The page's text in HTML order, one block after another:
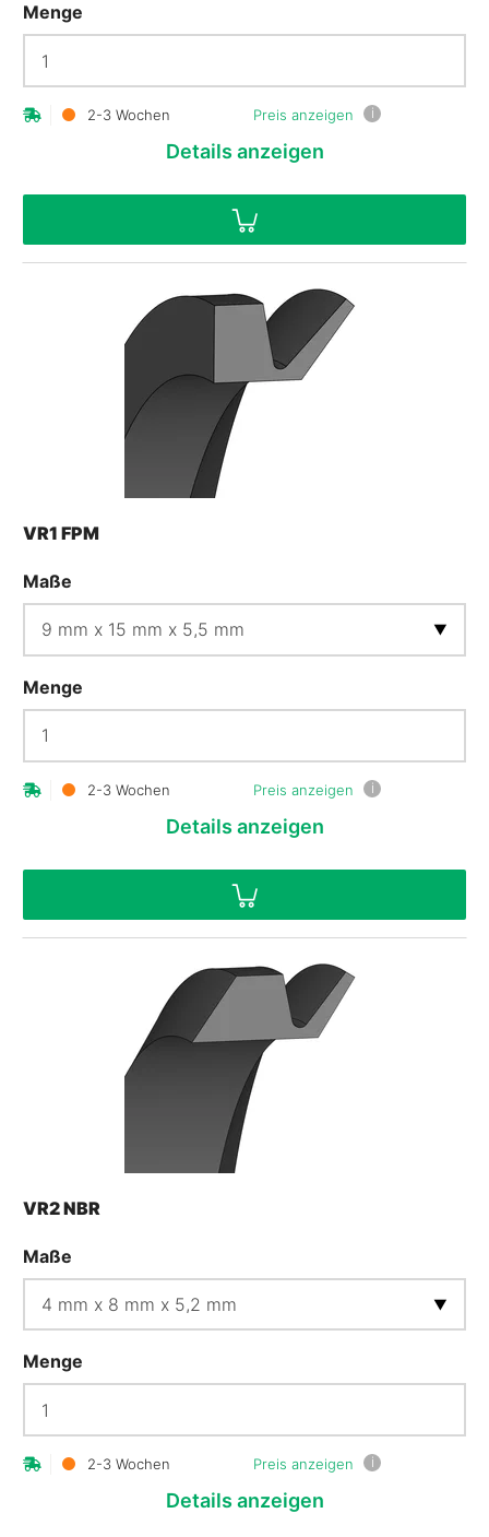
Menge
Preis anzeigen i
2-3 Wochen
Details anzeigen
VR1 FPM
Maße
Menge
Preis anzeigen i
2-3 Wochen
Details anzeigen
VR2 NBR
Maße
Menge
Preis anzeigen i
2-3 Wochen
Details anzeigen